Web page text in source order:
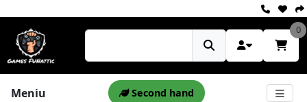
0
Meniu Second hand